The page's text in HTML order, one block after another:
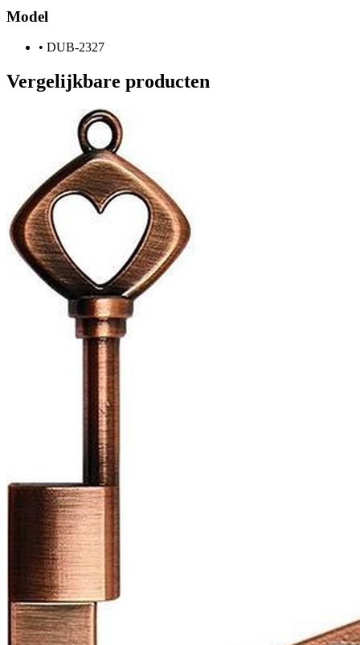
Model
• DUB-2327
Vergelijkbare producten